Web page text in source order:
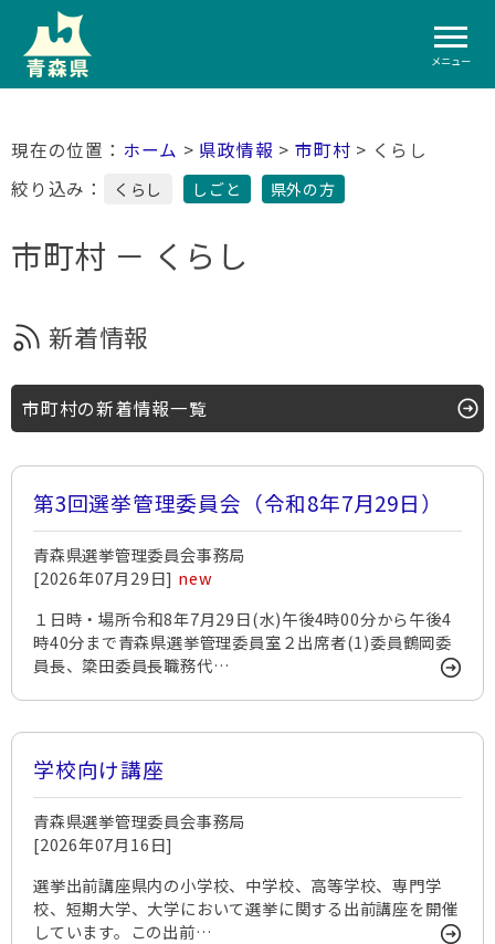
メニュー
ホーム > 県政情報 > 市町村 > くらし
絞り込み：
くらし しごと 県外の方
市町村 － くらし
新着情報
市町村の新着情報一覧
第3回選挙管理委員会（令和8年7月29日）
青森県選挙管理委員会事務局
[2026年07月29日] new
１日時・場所令和8年7月29日(水)午後4時00分から午後4
時40分まで青森県選挙管理委員室２出席者(1)委員鶴岡委
員長、簗田委員長職務代…
学校向け講座
青森県選挙管理委員会事務局
[2026年07月16日]
選挙出前講座県内の小学校、中学校、高等学校、専門学
校、短期大学、大学において選挙に関する出前講座を開催
しています。この出前…